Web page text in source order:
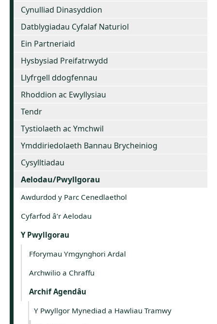
Cynulliad Dinasyddion
Datblygiadau Cyfalaf Naturiol
Ein Partneriaid
Hysbysiad Preifatrwydd
Llyfrgell ddogfennau
Rhoddion ac Ewyllysiau
Tendr
Tystiolaeth ac Ymchwil
Ymddiriedolaeth Bannau Brycheiniog
Cysylltiadau
Aelodau/Pwyllgorau
Awdurdod y Parc Cenedlaethol
Cyfarfod â’r Aelodau
Y Pwyllgorau
Fforymau Ymgynghori Ardal
Archwilio a Chraffu
Archif Agendâu
Y Pwyllgor Mynediad a Hawliau Tramwy